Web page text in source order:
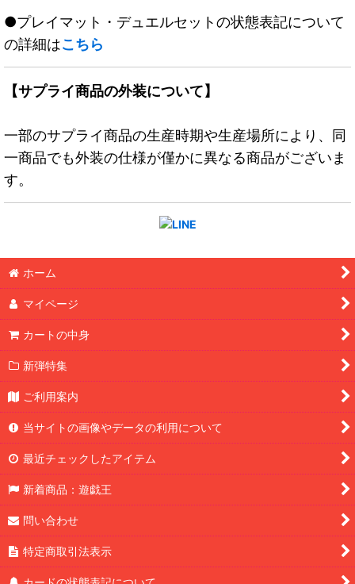
●プレイマット・デュエルセットの状態表記について
の詳細はこちら
【サプライ商品の外装について】
一部のサプライ商品の生産時期や生産場所により、同
一商品でも外装の仕様が僅かに異なる商品がございま
す。
ホーム
マイページ
カートの中身
新弾特集
ご利用案内
当サイトの画像やデータの利用について
最近チェックしたアイテム
新着商品：遊戯王
問い合わせ
特定商取引法表示